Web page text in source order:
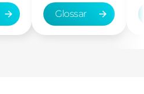
Glossar
Glossar